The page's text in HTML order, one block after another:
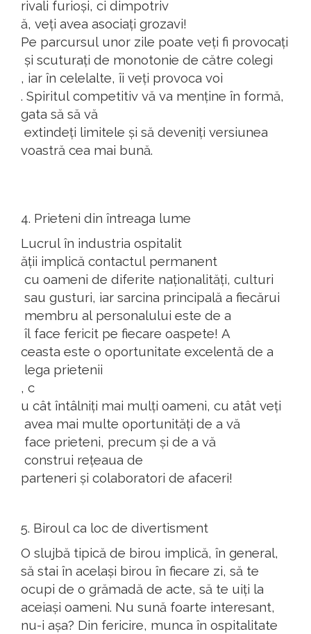
rivali furioși, ci dimpotriv
ă, veți avea asociați grozavi!
Pe parcursul unor zile poate veți fi provocați
și scuturați de monotonie de către colegi
, iar în celelalte, îi veți provoca voi
. Spiritul competitiv vă va menține în formă,
gata să să vă
extindeți limitele și să deveniți versiunea
voastră cea mai bună.
4. Prieteni din întreaga lume
Lucrul în industria ospitalit
ății implică contactulpermanent
cu oameni de diferite naționalități, culturi
sau gusturi, iar sarcina principală a fiecărui
membru al personalului este de a
îlface fericit pe fiecare oaspete! A
ceasta este o oportunitate excelentă de a
lega prietenii
, c
u cât întâlniți mai mulți oameni, cu atât veți
avea mai multe oportunități de a vă
face prieteni, precum și de a vă
construi rețeaua de
parteneri și colaboratori de afaceri!
5. Biroul ca loc de divertisment
O slujbă tipică de birou implică, în general,
să stai în același birou în fiecare zi, să te
ocupi de o grămadă de acte, să te uiți la
aceiași oameni. Nu sună foarte interesant,
nu-i așa? Din fericire, munca în ospitalitate